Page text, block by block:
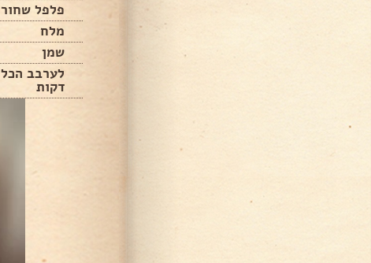
פלפל שחור
מלח
שמן
דקות